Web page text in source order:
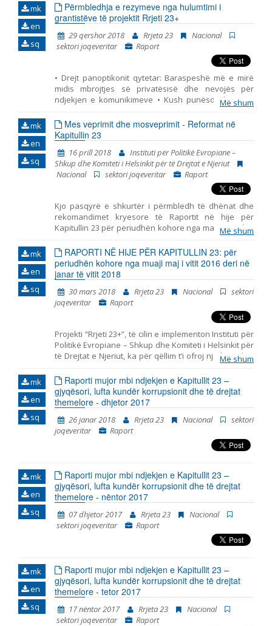
mk
en
sq
Përmbledhja e rezymeve nga hulumtimi i
grantistëve të projektit Rrjeti 23+
29 qershor 2018 Rrjeta 23
Nacional
sektori joqeveritar
Raport
• Drejt panoptikonit qytetar: Baraspeshë më e mirë
midis mbrojtjes së privatësisë dhe nevojës për
ndjekjen e komunikimeve • Kush punëson komuna
apo partia? • Burimet e financimit, lartësia e mjeteve
të siguruara dhe ndikimi i tyre mbi pavarësinë e
pushtetit gjyqësor • A do të ketë “bilbilfryrës” në
universitete? Mundësitë e Ligjit për mbrojtjen e
denoncuesve dhe parandalimin e korrupsionit në
arsimin e lartë në Republikën e Maqedonisë •
Monitorimi i implementimit të standardeve
ndërkombëtare për gjykim të drejtë në Gjykatën
Themelore Shkup I dhe Shkup II • Ndihma juridike
falas – sfidat dhe zgjidhjet • Aksesi dhe inkluziviteti i
gjykatave në Maqedoni • Analizë e Ligjit për
përcaktimin e llojit dhe matjen e lartësisë së dënimit •
matjen e lartësisë së dënimit
Më shum
mk
en
sq
Mes veprimit dhe mosveprimit - Reformat në
Kapitullin 23
16 prill 2018
Instituti për Politikë Evropiane –
Shkup dhe Komiteti i Helsinkit për të Drejtat e Njeriut
Nacional
sektori joqeveritar Raport
Kjo pasqyrë e shkurtër i përmbledh të dhënat dhe
rekomandimet kryesore të Raportit në hije për
Kapitullin 23 për periudhën kohore nga maji 2016 deri
në janar të vitit 2018. I hartuar nga Instituti për Politikë
Evropiane – Shkup dhe Komiteti i Helsinkit për të
Drejtat e Njeriut. Pasqyra përfshin tri periudha të
ndryshme: - periudha para zgjedhjeve të
parakohshme parlamentare më 11 dhjetor të vitit
2016, - periudha e tranzicionit pas zgjedhjeve dhe
para formimit të Qeverisë së re më datë 31 maj të vitit
2017, dhe - periudha nga zgjedhja e Qeverisë së re
deri në fund të muajit janar të vitit 2018. Raporti i
prezanton ngjarjet kryesore në periudhën e
analizuar dhe jep rekomandime për politikat në
secilën fushën të Kapitullit 23. Për analizë të detajuar
Shadow Report.
Më shum
mk
en
sq
RAPORTI NË HIJE PËR KAPITULLIN 23: për
periudhën kohore nga muaji maj i vitit 2016 deri në
janar të vitit 2018
30 mars 2018 Rrjeta 23 Nacional
sektori
joqeveritar
Raport
Projekti “Rrjeti 23+”, të cilin e implementon Instituti për
Politikë Evropiane – Shkup dhe Komiteti i Helsinkit për
të Drejtat e Njeriut, ka për qëllim t’i ofroj një kontribut
të strukturuar shoqërisë civile në monitorimin dhe
vlerësimin e politikave të përfshira me Kapitullin 23
nga aderimi në BE – Jurisprudenca dhe të drejtat
themelore. Ky raport i bashkon në një tërësi të vetme
koherente të gjitha konstatimet, konkluzionet dhe
rekomandimet, të cilat rezultuan nga monitorimi i
fushave të strukturuara në Kapitullin 23 –
Jurisprudenca dhe të drejtat themelore. Në të vërtetë,
ky është Raporti i tretë në hije të cilin e publikon “Rrjeti
periudhën kohore tetor 2014 - korrik 2015 dhe korrik
2015 – prill 2016. Raporti e përfshinë periudhën
kohore nga fillimi i muajit maj të vitit 2016,
përfundimisht me fundin e muajit janar të vitit 2018.
Periudha e përfshirjes së Raportit është vazhduar, në
mënyrë që korrespondoj me ciklin e ri të raporteve t
Më shum
mk
en
sq
Raporti mujor mbi ndjekjen e Kapitullit 23 –
gjyqësori, lufta kundër korrupsionit dhe të drejtat
themelore - dhjetor 2017
26 janar 2018 Rrjeta 23 Nacional
sektori
joqeveritar
Raport
mk
en
sq
Raporti mujor mbi ndjekjen e Kapitullit 23 –
gjyqësori, lufta kundër korrupsionit dhe të drejtat
themelore - nëntor 2017
07 dhjetor 2017 Rrjeta 23
Nacional
sektori joqeveritar
Raport
mk
en
sq
Raporti mujor mbi ndjekjen e Kapitullit 23 –
gjyqësori, lufta kundër korrupsionit dhe të drejtat
themelore - tetor 2017
17 nëntor 2017 Rrjeta 23
Nacional
sektori joqeveritar
Raport